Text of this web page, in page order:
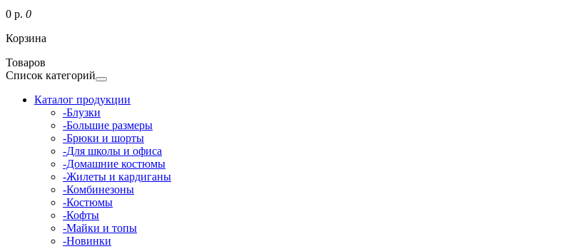
0 р. 0
Корзина
Товаров
Список категорий
Каталог продукции
-Блузки
-Большие размеры
-Брюки и шорты
-Для школы и офиса
-Домашние костюмы
-Жилеты и кардиганы
-Комбинезоны
-Костюмы
-Кофты
-Майки и топы
-Новинки